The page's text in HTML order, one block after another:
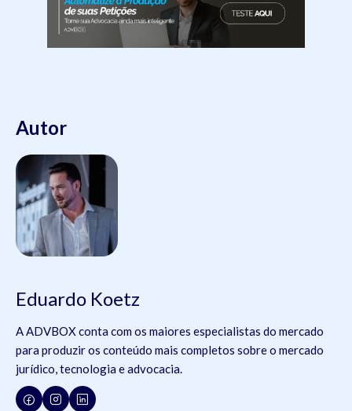
Autor
Eduardo Koetz
A ADVBOX conta com os maiores especialistas do mercado
para produzir os conteúdo mais completos sobre o mercado
jurídico, tecnologia e advocacia.